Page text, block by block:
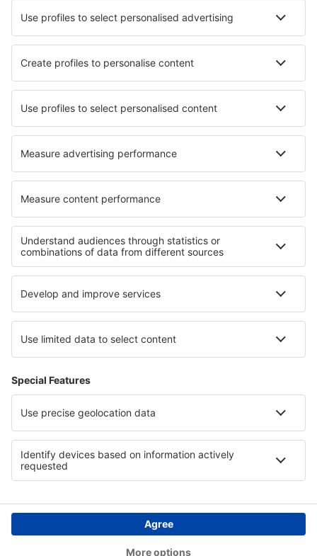
Pernottamenti in Olszanica Pernottamenti in Attendorn
Pernottamenti in Chacabuco Pernottamenti in Blandford
Le migliori sistemazioni - zone
Pernottamenti in Nayarit Pernottamenti in Campeche
Pernottamenti in Aguascalientes Pernottamenti in Morelos
Pernottamenti in Blyde River Canyon Nature Reserve
Pernottamenti a Mahé Pernottamenti in Thrace
Pernottamenti nel Guanacaste
Pernottamenti a Swakopmund